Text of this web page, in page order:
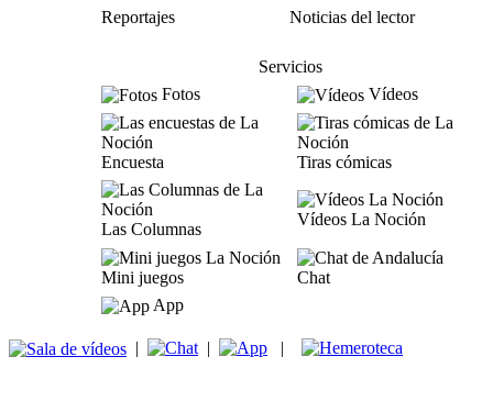
Reportajes
Noticias del lector
Servicios
Fotos
Vídeos
Encuesta Tiras cómicas
Las Columnas
Vídeos La Noción
Mini juegos
Chat
App
| | |